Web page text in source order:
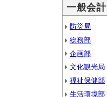
一般会計
防災局
総務部
企画部
文化観光局
福祉保健部
生活環境部